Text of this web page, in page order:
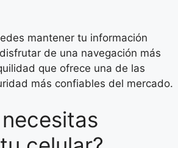
mantener tu información
de una navegación más
que ofrece una de las
más confiables del mercado.